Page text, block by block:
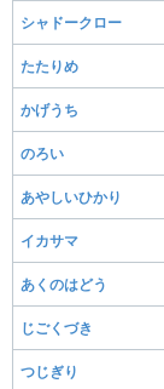
シャドークロー
たたりめ
かげうち
のろい
あやしいひかり
イカサマ
あくのはどう
じごくづき
つじぎり